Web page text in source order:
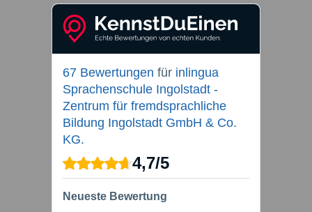
67 Bewertungen für inlingua
Sprachenschule Ingolstadt -
Zentrum für fremdsprachliche
Bildung Ingolstadt GmbH & Co.
KG.
4,7/5
Neueste Bewertung